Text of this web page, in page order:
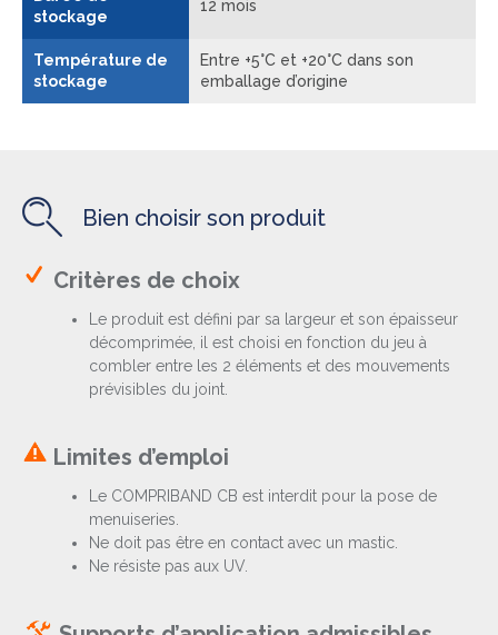
stockage
12 mois
Température de
stockage
Entre +5°C et +20°C dans son
emballage d’origine
Bien choisir son produit
Critères de choix
Le produit est défini par sa largeur et son épaisseur
décomprimée, il est choisi en fonction du jeu à
combler entre les 2 éléments et des mouvements
prévisibles du joint.
Limites d’emploi
Le COMPRIBAND CB est interdit pour la pose de
menuiseries.
Ne doit pas être en contact avec un mastic.
Ne résiste pas aux UV.